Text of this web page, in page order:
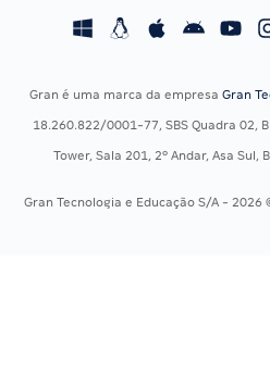
Concursos Fiscais
Residência Multiprofissional
Gran é uma marca da empresa Gran
18.260.822/0001-77, SBS Quadra 02,
Tower, Sala 201, 2º Andar, Asa Sul,
Gran Tecnologia e Educação S/A -